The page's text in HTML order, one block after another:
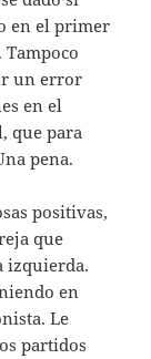
en el primer
un error
en el
que para
pena.
positivas,
que
izquierda.
en
Le
partidos